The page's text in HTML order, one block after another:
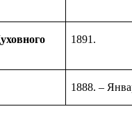
1891.
1888. –